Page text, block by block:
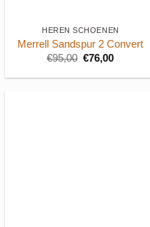
HEREN SCHOENEN
Merrell Sandspur 2 Convert
€95,00 Oorspronkelijke
was:
€76,00Huidige
is: